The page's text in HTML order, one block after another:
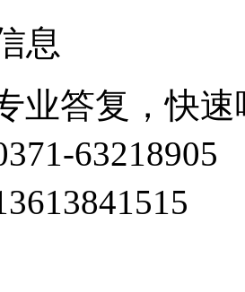
息
业答复，快速
63218905